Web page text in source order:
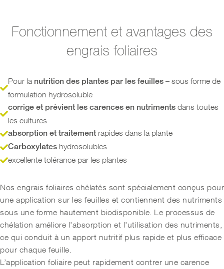
Fonctionnement et avantages des
engrais foliaires
Pour la nutrition des plantes par les feuilles – sous forme de
formulation hydrosoluble
corrige et prévient les carences en nutriments dans toutes
les cultures
absorption et traitement rapides dans la plante
Carboxylates hydrosolubles
excellente tolérance par les plantes
Nos engrais foliaires chélatés sont spécialement conçus pour
une application sur les feuilles et contiennent des nutriments
sous une forme hautement biodisponible. Le processus de
chélation améliore l’absorption et l’utilisation des nutriments,
ce qui conduit à un apport nutritif plus rapide et plus efficace
pour chaque feuille.
L’application foliaire peut rapidement contrer une carence